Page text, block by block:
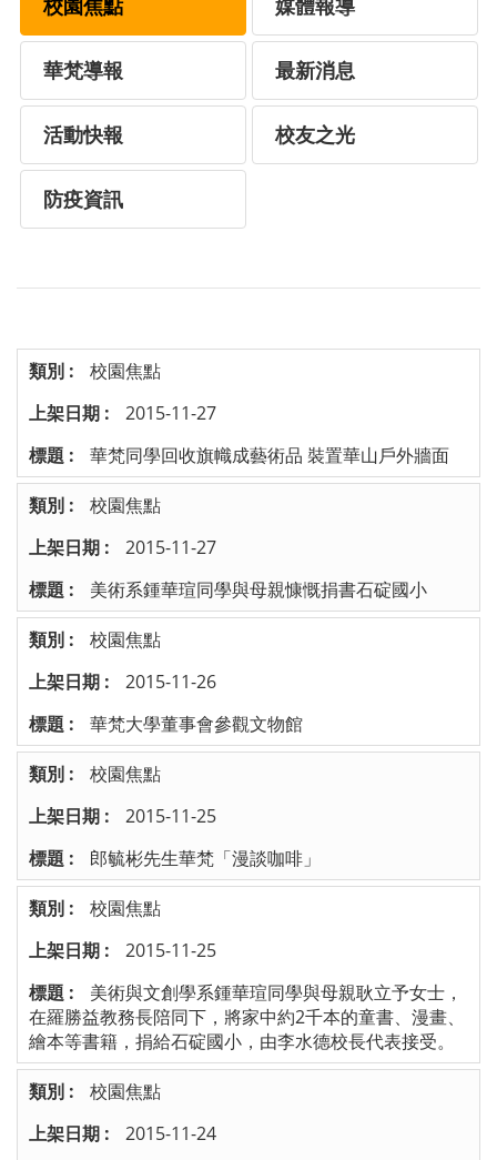
校園焦點 媒體報導
華梵導報 最新消息
活動快報 校友之光
防疫資訊
校園焦點
2015-11-27
華梵同學回收旗幟成藝術品 裝置華山戶外牆面
校園焦點
2015-11-27
美術系鍾華瑄同學與母親慷慨捐書石碇國小
校園焦點
2015-11-26
華梵大學董事會參觀文物館
校園焦點
2015-11-25
郎毓彬先生華梵「漫談咖啡」
校園焦點
2015-11-25
美術與文創學系鍾華瑄同學與母親耿立予女士，
在羅勝益教務長陪同下，將家中約2千本的童書、漫畫、
繪本等書籍，捐給石碇國小，由李水德校長代表接受。
校園焦點
2015-11-24